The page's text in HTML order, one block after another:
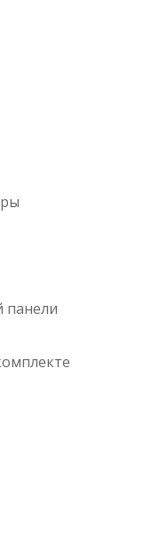
панели